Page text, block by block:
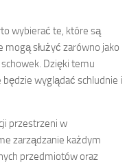
wybierać te, które są
służyć zarówno jako
Dzięki temu
wyglądać schludnie i
przestrzeni w
zarządzanie każdym
przedmiotów oraz